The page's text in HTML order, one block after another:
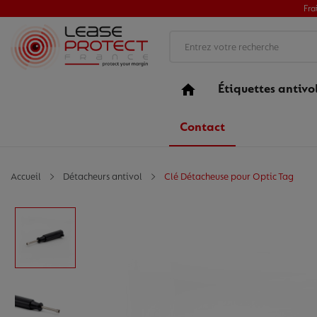
Étiquettes
Contact
Accueil Détacheurs antivol Clé Détacheuse pour Optic Tag